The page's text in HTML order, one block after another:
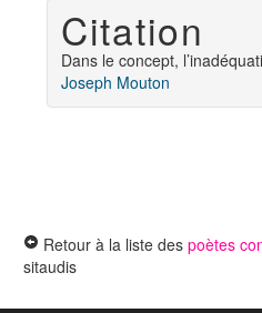
Citation
Dans le concept,
Joseph Mouton
Retour à la liste des poètes
sitaudis